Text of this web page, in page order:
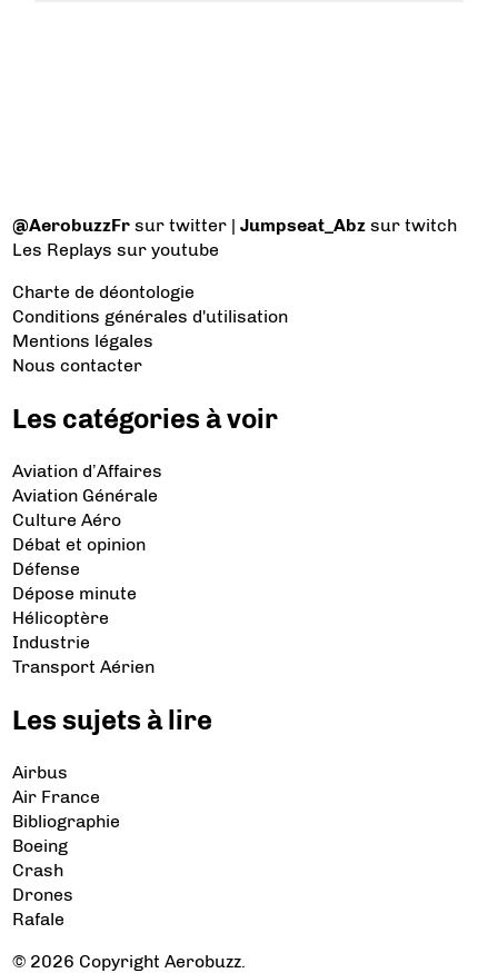
@AerobuzzFr sur twitter |Jumpseat_Abz sur twitch
Les Replays sur youtube
Charte de déontologie
Conditions générales d'utilisation
Mentions légales
Nous contacter
Les catégories à voir
Aviation d’Affaires
Aviation Générale
Culture Aéro
Débat et opinion
Défense
Dépose minute
Hélicoptère
Industrie
Transport Aérien
Les sujets à lire
Airbus
Air France
Bibliographie
Boeing
Crash
Drones
Rafale
© 2026 Copyright Aerobuzz.